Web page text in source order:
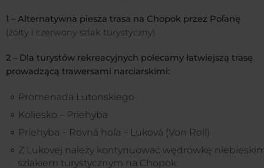
1 – Alternatywna piesza trasa na Chopok przez Poľanę
(żółty i czerwony szlak turystyczny)
2 – Dla turystów rekreacyjnych polecamy łatwiejszą trasę
prowadzącą trawersami narciarskimi:
Promenada Lutonskiego
Koliesko – Priehyba
Priehyba – Rovná hoľa – Luková (Von Roll)
Z Lukovej należy kontynuować wędrówkę
szlakiem turystycznym na Chopok.